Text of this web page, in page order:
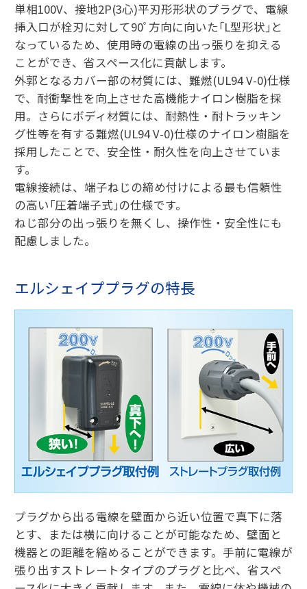
単相100V、接地2P(3心)平刃形形状のプラグで、電線
挿入口が栓刃に対して90ﾟ方向に向いた｢L型形状｣と
なっているため、使用時の電線の出っ張りを抑える
ことができ、省スペース化に貢献します。
外郭となるカバー部の材質には、難燃(UL94 V-0)仕様
で、耐衝撃性を向上させた高機能ナイロン樹脂を採
用。さらにボディ材質には、耐熱性・耐トラッキン
グ性等を有する難燃(UL94 V-0)仕様のナイロン樹脂を
採用したことで、安全性・耐久性を向上させていま
す。
電線接続は、端子ねじの締め付けによる最も信頼性
の高い｢圧着端子式｣の仕様です。
ねじ部分の出っ張りを無くし、操作性・安全性にも
配慮しました。
エルシェイププラグの特長
プラグから出る電線を壁面から近い位置で真下に落
とす、または横に向けることが可能なため、壁面と
機器との距離を縮めることができます。手前に電線が
張り出すストレートタイプのプラグと比べ、省スペ